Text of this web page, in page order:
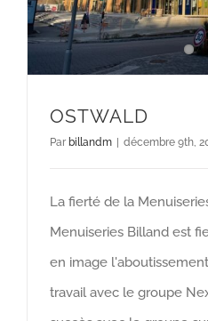
OSTWALD
Par billandm décembre 9th,
La fierté de la
Menuiseries Billand est
en image
travail avec le groupe